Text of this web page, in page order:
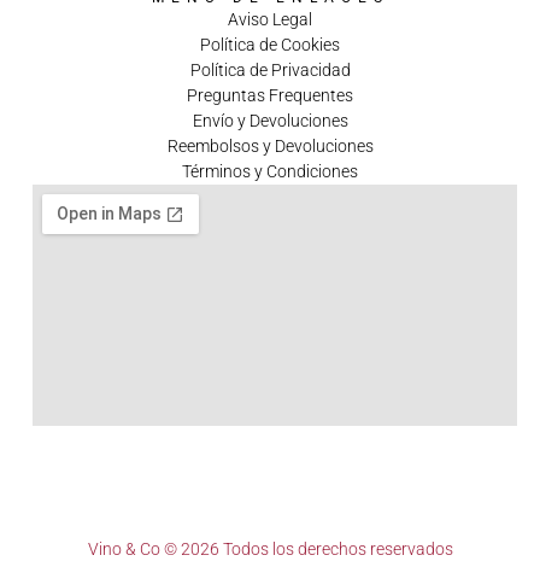
Aviso Legal
Política de Cookies
Política de Privacidad
Preguntas Frequentes
Envío y Devoluciones
Reembolsos y Devoluciones
Términos y Condiciones
Vino & Co © 2026 Todos los derechos reservados